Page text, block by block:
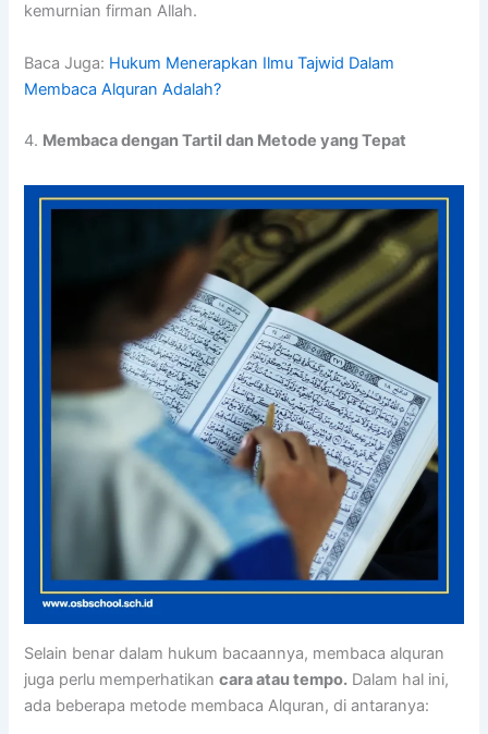
kemurnian firman Allah.
Baca Juga: Hukum Menerapkan Ilmu Tajwid Dalam
Membaca Alquran Adalah?
4. Membaca dengan Tartil dan Metode yang Tepat
Selain benar dalam hukum bacaannya, membaca alquran
juga perlu memperhatikancara atau tempo. Dalam hal ini,
ada beberapa metode membaca Alquran, di antaranya: